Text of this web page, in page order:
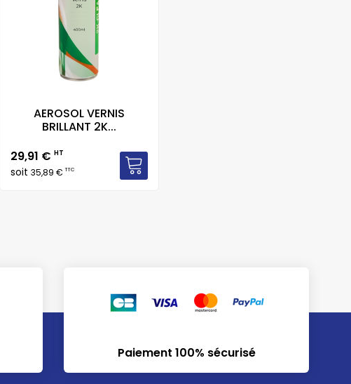
AEROSOL VERNIS
BRILLANT 2K...
Prix
29,91 € HT
soit 35,89 €TTC
Paiement 100% sécurisé